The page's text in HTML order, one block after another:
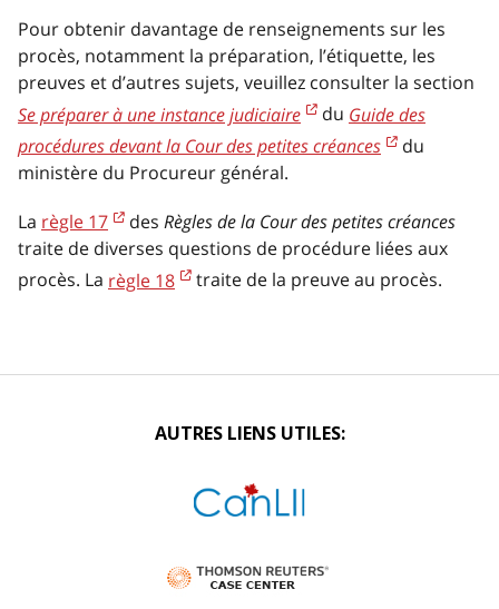
Pour obtenir davantage de renseignements sur les
procès, notamment la préparation, l’étiquette, les
preuves et d’autres sujets, veuillez consulter la section
Se préparer à une instance judiciaire
du Guide des
procédures devant la Cour des petites créances
du
ministère du Procureur général.
La règle 17 des Règles de la Cour des petites créances
traite de diverses questions de procédure liées aux
procès. La règle 18 traite de la preuve au procès.
AUTRES LIENS UTILES: